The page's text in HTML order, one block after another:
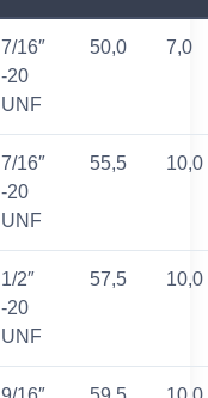
7/16″
-20
UNF
50,0 7,0
7/16″
-20
UNF
55,5 10,0
1/2″
-20
UNF
57,5 10,0